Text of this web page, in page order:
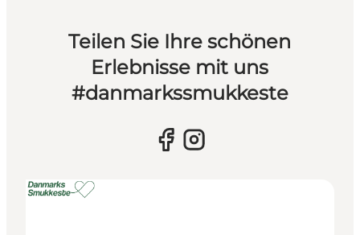
Teilen Sie Ihre schönen
Erlebnisse mit uns
#danmarkssmukkeste